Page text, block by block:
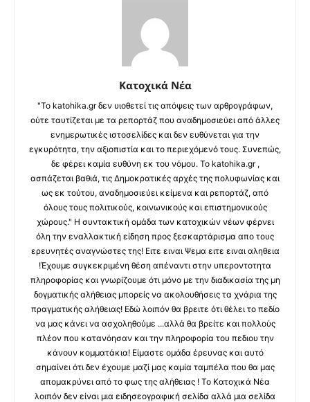
Κατοχικά Νέα
"Το katohika.gr δεν υιοθετεί τις απόψεις των αρθρογράφων,
ούτε ταυτίζεται με τα ρεπορτάζ που αναδημοσιεύει από άλλες
ενημερωτικές ιστοσελίδες και δεν ευθύνεται για την
εγκυρότητα, την αξιοπιστία και το περιεχόμενό τους. Συνεπώς,
δε φέρει καμία ευθύνη εκ του νόμου. Το katohika.gr ,
ασπάζεται βαθιά, τις Δημοκρατικές αρχές της πολυφωνίας και
ως εκ τούτου, αναδημοσιεύει κείμενα και ρεπορτάζ, από
όλους τους πολιτικούς, κοινωνικούς και επιστημονικούς
χώρους." Η συντακτική ομάδα των κατοχικών νέων φέρνει
όλη την εναλλακτική είδηση προς ξεσκαρτάρισμα απο τους
ερευνητές αναγνώστες της! Ειτε ειναι Ψεμα ειτε ειναι αληθεια
!Έχουμε συγκεκριμένη θέση απέναντι στην υπεροντοτητα
πληροφορίας και γνωρίζουμε ότι μόνο με την διαδικασία της μη
δογματικής αλήθειας μπορείς να ακολουθήσεις τα χνάρια της
πραγματικής αλήθειας! Εδώ λοιπόν θα βρειτε ότι θέλει το πεδίο
να μας κάνει να ασχοληθούμε ...αλλά θα βρείτε και πολλούς
πλέον που κατανόησαν και την πληροφορία του πεδιου την
κάνουν κομματάκια! Είμαστε ομάδα έρευνας και αυτό
σημαίνει ότι δεν έχουμε μαζί μας καμία ταμπέλα που θα μας
απομακρύνει από το φως της αλήθειας ! Το Κατοχικά Νέα
λοιπόν δεν είναι μια ειδησεογραφική σελίδα αλλά μια σελίδα